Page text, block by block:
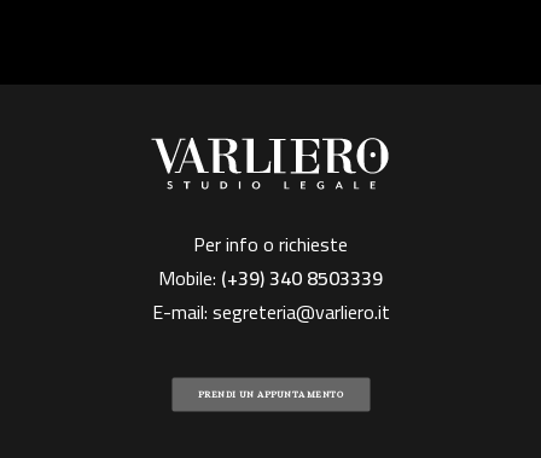
Per info o richieste
Mobile: (+39)340 8503339
E-mail:segreteria@varliero.it
PRENDI UN APPUNTAMENTO